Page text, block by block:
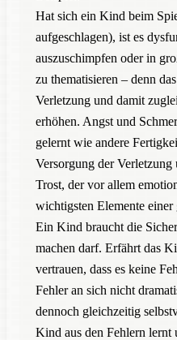
Hat sich ein Kind beim
aufgeschlagen), ist es
auszuschimpfen oder in
zu thematisieren – denn
Verletzung und damit
erhöhen. Angst und
gelernt wie andere
Versorgung der
Trost, der vor allem
wichtigsten Elemente
Ein Kind braucht die
machen darf. Erfährt das
vertrauen, dass es keine
Fehler an sich nicht
dennoch gleichzeitig
Kind aus den Fehlern lernt